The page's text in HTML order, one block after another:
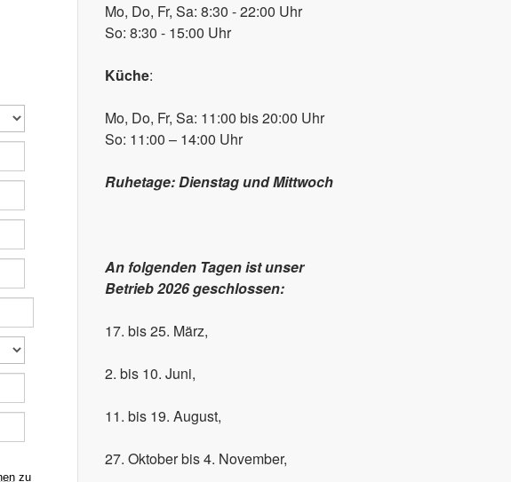
Mo, Do, Fr, Sa: 8:30 - 22:00 Uhr
So: 8:30 - 15:00 Uhr
Küche:
Mo, Do, Fr, Sa: 11:00 bis 20:00 Uhr
So: 11:00 – 14:00 Uhr
Ruhetage: Dienstag und Mittwoch
An folgenden Tagen ist unser
Betrieb 2026 geschlossen:
17. bis 25. März,
2. bis 10. Juni,
11. bis 19. August,
27. Oktober bis 4. November,